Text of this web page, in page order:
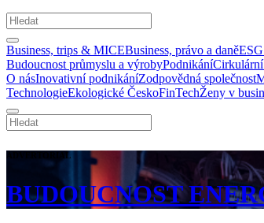
Business, trips & MICEBusiness, právo a daně
Budoucnost průmyslu a výrobyPodnikání
O násInovativní podnikáníZodpovědná společnost
TechnologieEkologické ČeskoFinTechŽeny v
ADVERTORIAL
BUDOUCNOST